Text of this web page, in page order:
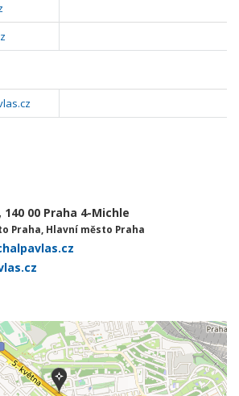
140 00 Praha 4-Michle
Praha, Hlavní město Praha